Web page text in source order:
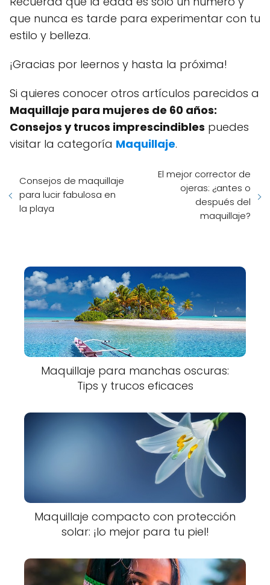
que nunca es tarde para experimentar con tu
estilo y belleza.
¡Gracias por leernos y hasta la próxima!
Si quieres conocer otros artículos parecidos a
Maquillaje para mujeres de 60 años:
Consejos y trucos imprescindibles puedes
visitar la categoría Maquillaje.
Consejos de maquillaje
para lucir fabulosa en
la playa
El mejor corrector de
ojeras: ¿antes o
después del
maquillaje?
Maquillaje para manchas oscuras:
Tips y trucos eficaces
Maquillaje compacto con protección
solar: ¡lo mejor para tu piel!